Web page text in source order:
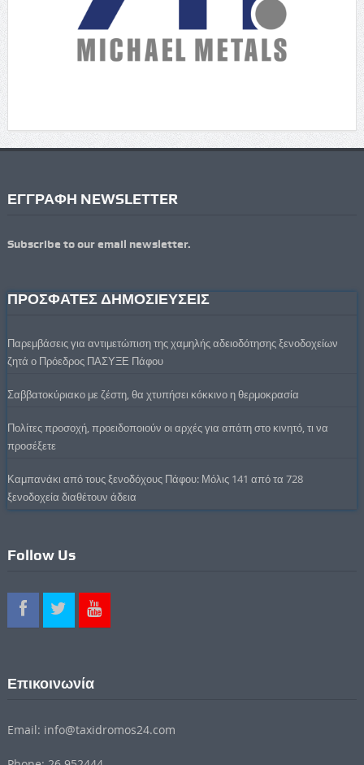
ΕΓΓΡΑΦΗ NEWSLETTER
Subscribe to our email newsletter.
ΠΡΟΣΦΑΤΕΣ ΔΗΜΟΣΙΕΥΣΕΙΣ
Παρεμβάσεις για αντιμετώπιση της χαμηλής αδειοδότησης ξενοδοχείων
ζητά ο Πρόεδρος ΠΑΣΥΞΕ Πάφου
Σαββατοκύριακο με ζέστη, θα χτυπήσει κόκκινο η θερμοκρασία
Πολίτες προσοχή, προειδοποιούν οι αρχές για απάτη στο κινητό, τι να
προσέξετε
Καμπανάκι από τους ξενοδόχους Πάφου: Μόλις 141 από τα 728
ξενοδοχεία διαθέτουν άδεια
Follow Us
Επικοινωνία
Email: info@taxidromos24.com